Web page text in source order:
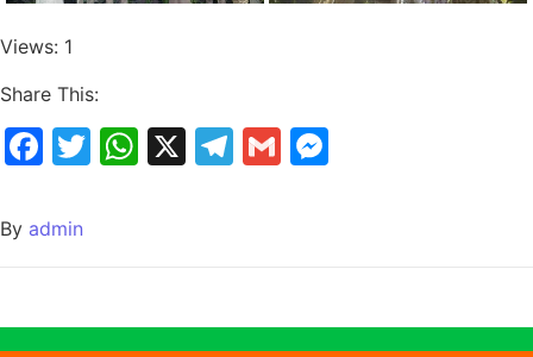
Views: 1
Share This:
Facebook
Twitter
WhatsApp
X Telegram
Gmail
By admin